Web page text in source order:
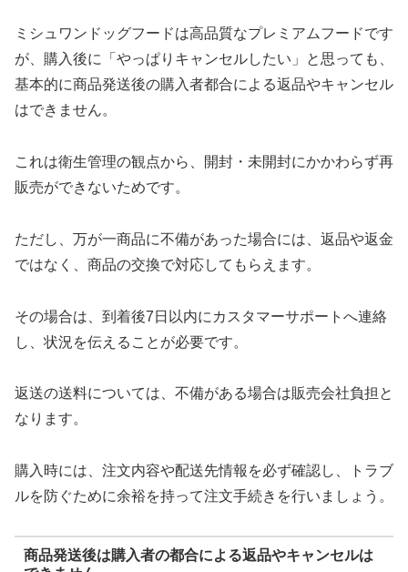
ミシュワンドッグフードは高品質なプレミアムフードです
が、購入後に「やっぱりキャンセルしたい」と思っても、
基本的に商品発送後の購入者都合による返品やキャンセル
はできません。
これは衛生管理の観点から、開封・未開封にかかわらず再
販売ができないためです。
ただし、万が一商品に不備があった場合には、返品や返金
ではなく、商品の交換で対応してもらえます。
その場合は、到着後7日以内にカスタマーサポートへ連絡
し、状況を伝えることが必要です。
返送の送料については、不備がある場合は販売会社負担と
なります。
購入時には、注文内容や配送先情報を必ず確認し、トラブ
ルを防ぐために余裕を持って注文手続きを行いましょう。
商品発送後は購入者の都合による返品やキャンセルは